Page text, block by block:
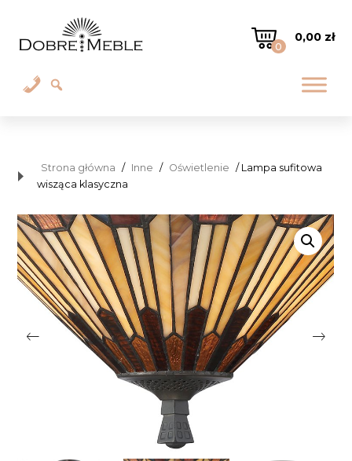
0
0,00 zł
Strona główna / Inne / Oświetlenie / Lampa sufitowa
wisząca klasyczna